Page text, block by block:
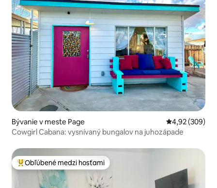
Bývanie v meste Page Priemerné
4,92 (309)
Cowgirl Cabana: vysnívaný bungalov na juhozápade
Najobľúbenejšie medzi hosťami
Obľúbené medzi hosťami